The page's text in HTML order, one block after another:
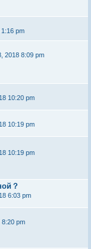
pm
2018 8:09 pm
10:20 pm
10:19 pm
10:19 pm
？
6:03 pm
8:20 pm